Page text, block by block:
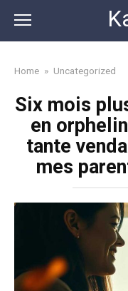
content
Home » Uncategorized
Six mois
en
tante
mes